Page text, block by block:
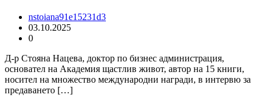
nstoiana91e15231d3
03.10.2025
0
Д-р Стояна Нацева, доктор по бизнес администрация,
основател на Академия щастлив живот, автор на 15 книги,
носител на множество международни награди, в интервю за
предаването […]